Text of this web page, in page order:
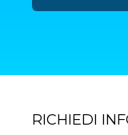
RICHIEDI